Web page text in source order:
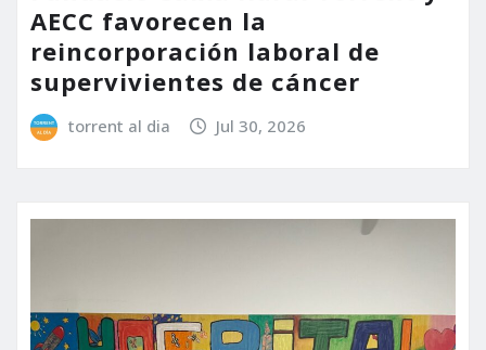
AECC favorecen la
reincorporación laboral de
supervivientes de cáncer
torrent al dia Jul 30, 2026